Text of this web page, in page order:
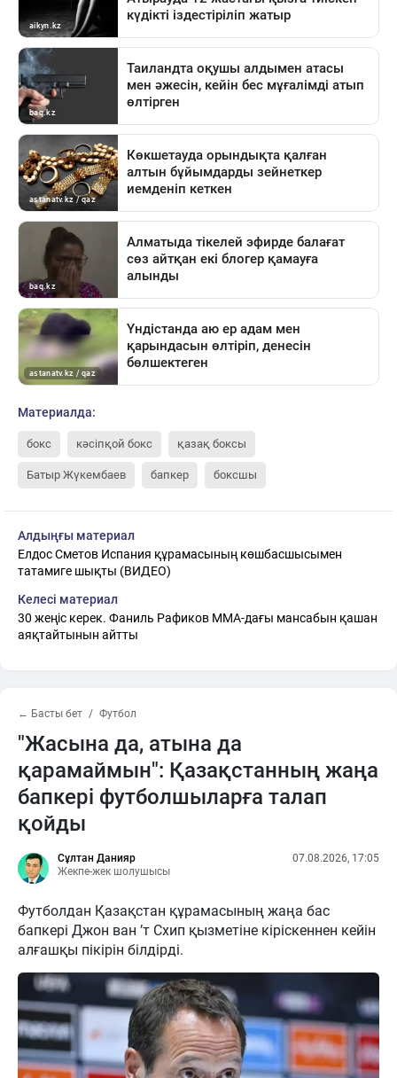
Материалда:
бокс кәсіпқой бокс қазақ боксы
Батыр Жүкембаев бапкер боксшы
Алдыңғы материал
Елдос Сметов Испания құрамасының көшбасшысымен
татамиге шықты (ВИДЕО)
Келесі материал
30 жеңіс керек. Фаниль Рафиков ММА-дағы мансабын қашан
аяқтайтынын айтты
← Басты бет Футбол
"Жасына да, атына да
қарамаймын": Қазақстанның жаңа
бапкері футболшыларға талап
қойды
Сұлтан Данияр
Жекпе-жек шолушысы
07.08.2026, 17:05
Футболдан Қазақстан құрамасының жаңа бас
бапкері Джон ван ’т Схип қызметіне кіріскеннен кейін
алғашқы пікірін білдірді.